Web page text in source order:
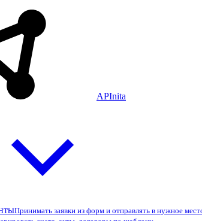
APInita
Принимать заявки из форм и отправлять в нужное